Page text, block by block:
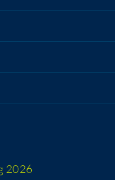
2026